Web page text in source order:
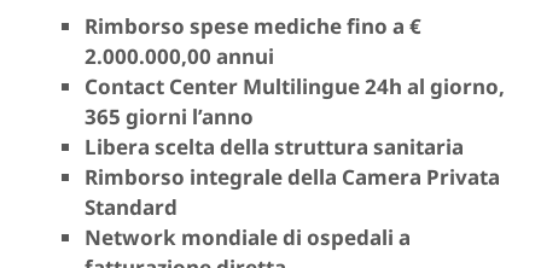
Rimborso spese mediche fino a €
2.000.000,00 annui
Contact Center Multilingue 24h al giorno,
365 giorni l’anno
Libera scelta della struttura sanitaria
Rimborso integrale della Camera Privata
Standard
Network mondiale di ospedali a